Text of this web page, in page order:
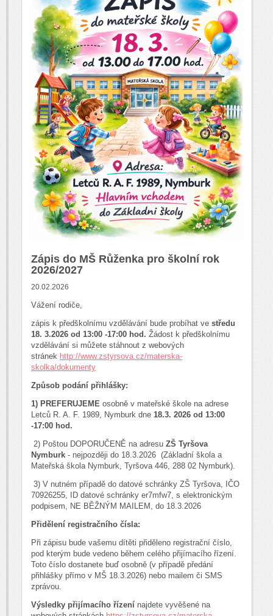
Zápis do MŠ Růženka pro školní rok
2026/2027
20.02.2026
Vážení rodiče,
zápis k předškolnímu vzdělávání bude probíhat ve středu
18. 3.2026 od 13:00 -17:00 hod. Žádost k předškolnímu
vzdělávání si můžete stáhnout z webových
stránek http://www.zstyrsova.cz/materska-
skolka/dokumenty
Způsob podání přihlášky:
1) PREFERUJEME osobně v mateřské škole na adrese
Letců R. A. F. 1989, Nymburk dne 18.3. 2026 od 13:00
-17:00 hod.
2) Poštou DOPORUČENĚ na adresu ZŠ Tyršova
Nymburk - nejpozději do 18.3.2026 (Základní škola a
Mateřská škola Nymburk, Tyršova 446, 288 02 Nymburk).
3) V nutném případě do datové schránky ZŠ Tyršova, IČO
70926255, ID datové schránky er7mfw7, s elektronickým
podpisem, NE BĚŽNÝM MAILEM, do 18.3.2026
Přidělení registračního čísla:
Při zápisu bude vašemu dítěti přiděleno registrační číslo,
pod kterým bude vedeno během celého přijímacího řízení.
Toto číslo dostanete buď osobně (v případě předání
přihlášky přímo v MŠ 18.3.2026) nebo mailem či SMS
zprávou.
Výsledky přijímacího řízení najdete vyvěšené na